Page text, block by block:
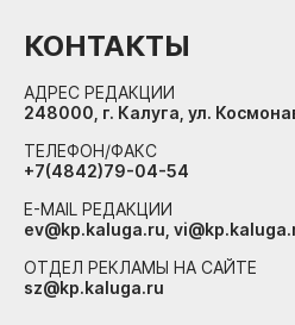
КОНТАКТЫ
АДРЕС РЕДАКЦИИ
248000, г. Калуга, ул.
ТЕЛЕФОН/ФАКС
+7(4842)79-04-54
E-MAIL РЕДАКЦИИ
ev@kp.kaluga.ru,
ОТДЕЛ РЕКЛАМЫ НА САЙТЕ
sz@kp.kaluga.ru